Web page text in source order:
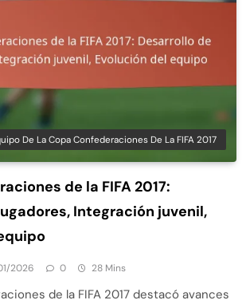
De La Copa Confederaciones De La FIFA 2017
de la FIFA 2017:
Integración juvenil,
2026 0 28 Mins
de la FIFA 2017 destacó avances